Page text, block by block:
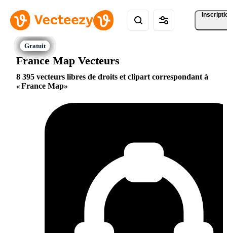
France Map Vecteurs
8 395 vecteurs libres de droits et clipart correspondant à
France Map